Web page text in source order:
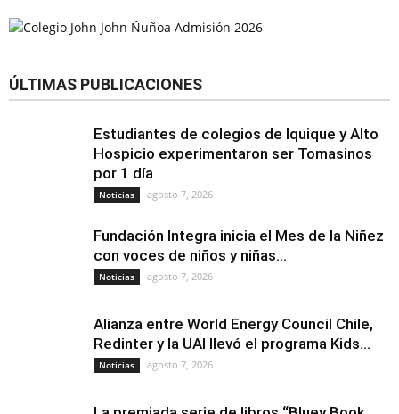
ÚLTIMAS PUBLICACIONES
Estudiantes de colegios de Iquique y Alto
Hospicio experimentaron ser Tomasinos
por 1 día
Noticias agosto 7, 2026
Fundación Integra inicia el Mes de la Niñez
con voces de niños y niñas...
Noticias agosto 7, 2026
Alianza entre World Energy Council Chile,
Redinter y la UAI llevó el programa Kids...
Noticias agosto 7, 2026